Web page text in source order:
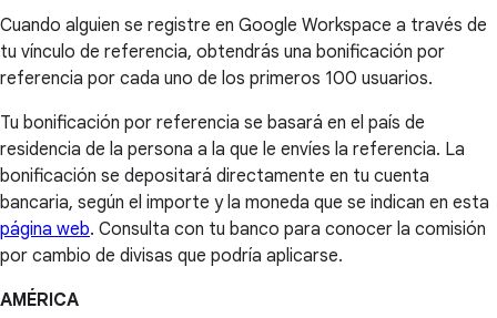
Cuando alguien se registre en Google Workspace a través de
tu vínculo de referencia, obtendrás una bonificación por
referencia por cada uno de los primeros 100 usuarios.
Tu bonificación por referencia se basará en el país de
residencia de la persona a la que le envíes la referencia. La
bonificación se depositará directamente en tu cuenta
bancaria, según el importe y la moneda que se indican en esta
página web. Consulta con tu banco para conocer la comisión
por cambio de divisas que podría aplicarse.
AMÉRICA